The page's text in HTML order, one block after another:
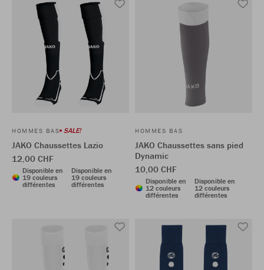
HOMMES BAS SALE!
JAKO Chaussettes Lazio
12,00 CHF
Disponible en
19 couleurs
différentes
Disponible en
19 couleurs
différentes
HOMMES BAS
JAKO Chaussettes sans pied
Dynamic
10,00 CHF
Disponible en
12 couleurs
différentes
Disponible en
12 couleurs
différentes